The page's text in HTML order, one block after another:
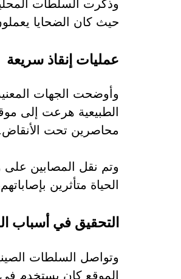
حيث كان الضحايا
عمليات إنقاذ سريعة
وأوضحت الجهات
الطبيعية هرعت إلى
محاصرين تحت
وتم نقل المصابين على
الحياة متأثرين
التحقيق في أسباب
وتواصل السلطات
الموقع كان يستخدم